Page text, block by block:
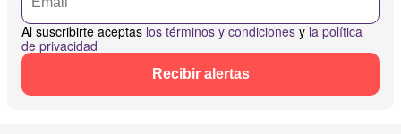
Al suscribirte aceptas los términos y condiciones y la política
de privacidad
Recibir alertas